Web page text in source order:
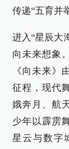
传递“五育并
进入“星辰大
向未来想象
《向未来》
征程，现代
娥奔月、航
少年以霹雳
星云与数字